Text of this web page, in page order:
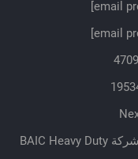
جميع الحقوق محفوظة © 2025 من قبل شركة BAIC Heavy Duty